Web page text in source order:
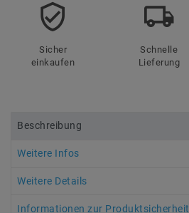
Sicher
einkaufen
Schnelle
Lieferung
Beschreibung
Weitere Infos
Weitere Details
Informationen zur Produktsicherheit